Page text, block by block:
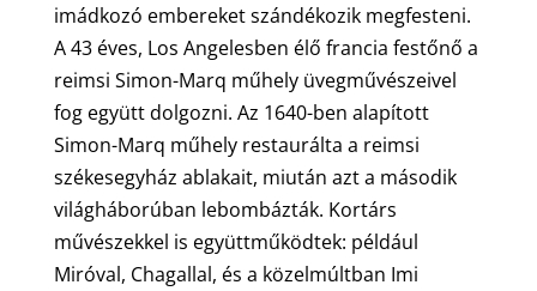
imádkozó embereket szándékozik megfesteni.
A 43 éves, Los Angelesben élő francia festőnő a
reimsi Simon-Marq műhely üvegművészeivel
fog együtt dolgozni. Az 1640-ben alapított
Simon-Marq műhely restaurálta a reimsi
székesegyház ablakait, miután azt a második
világháborúban lebombázták. Kortárs
művészekkel is együttműködtek: például
Miróval, Chagallal, és a közelmúltban Imi